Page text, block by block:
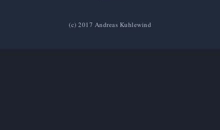
(c) 2017 Andreas Kuhlewind